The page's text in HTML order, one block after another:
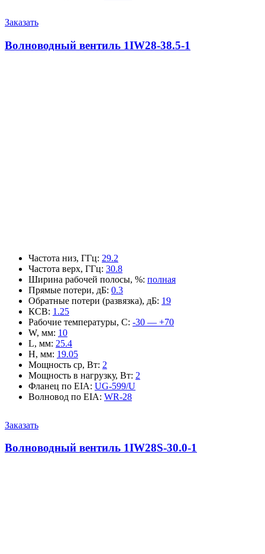
Заказать
Волноводный вентиль 1IW28-38.5-1
Частота низ, ГГц: 29.2
Частота верх, ГГц: 30.8
Ширина рабочей полосы, %: полная
Прямые потери, дБ: 0.3
Обратные потери (развязка), дБ: 19
КСВ: 1.25
Рабочие температуры, С: -30 — +70
W, мм: 10
L, мм: 25.4
H, мм: 19.05
Мощность ср, Вт: 2
Мощность в нагрузку, Вт: 2
Фланец по EIA: UG-599/U
Волновод по EIA: WR-28
Заказать
Волноводный вентиль 1IW28S-30.0-1